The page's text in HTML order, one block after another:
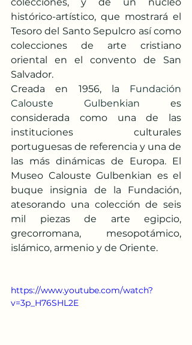
histórico-artístico, que mostrará el
Tesoro del Santo Sepulcro así como
colecciones de arte cristiano
oriental en el convento de San
Salvador.
Creada en 1956, la Fundación
Calouste Gulbenkian es
considerada como una de las
instituciones culturales
portuguesas de referencia y una de
las más dinámicas de Europa. El
Museo Calouste Gulbenkian es el
buque insignia de la Fundación,
atesorando una colección de seis
mil piezas de arte egipcio,
grecorromana, mesopotámico,
islámico, armenio y de Oriente.
https://www.youtube.com/watch?
v=3p_H76SHL2E